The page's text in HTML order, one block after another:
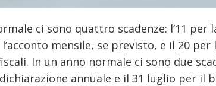
ci sono quattro scadenze: l’11
l’acconto mensile, se previsto, e il 20
In un anno normale ci sono due
annuale e il 31 luglio per il